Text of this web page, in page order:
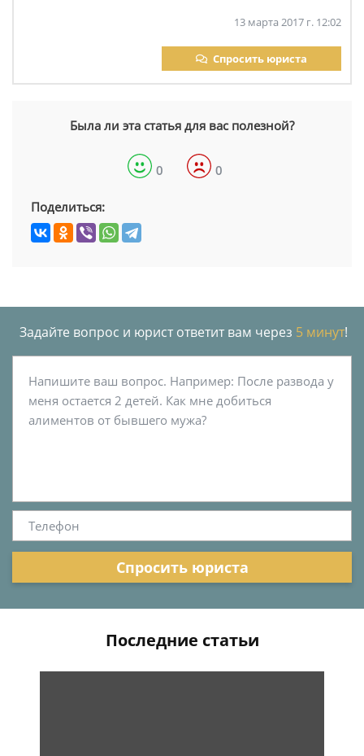
13 марта 2017 г. 12:02
Спросить юриста
Была ли эта статья для вас полезной?
0 0
Поделиться:
Задайте вопрос и юрист ответит вам через 5 минут!
Спросить юриста
Последние статьи